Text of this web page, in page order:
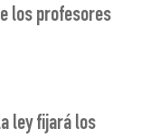
los profesores
ley fijará los